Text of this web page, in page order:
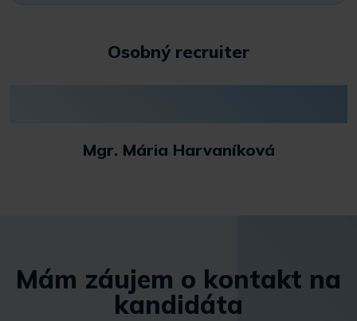
Osobný recruiter
Mgr. Mária Harvaníková
Mám záujem o kontakt na
kandidáta